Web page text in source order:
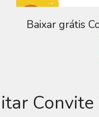
Baixar grátis